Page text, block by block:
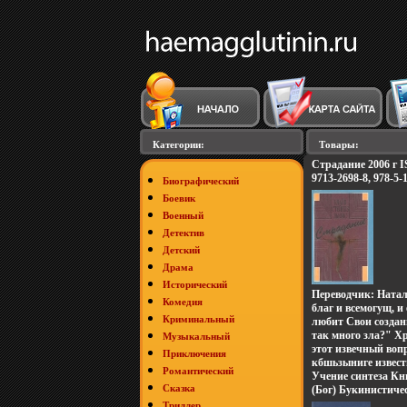
Категории:
Биографический
Боевик
Военный
Детектив
Детский
Драма
Исторический
Комедия
Криминальный
Музыкальный
Приключения
Романтический
Сказка
Товары:
Страдание 2006 г
9713-2698-8, 978-
Переводчик:
благ и всемогущ, и
любит Свои
так много зла?"
этот извечный
кбшьзыниге
писатель и
Клайв СЛьюис Для
философов и
Учение синтеза
(Бог)
Сохранность: